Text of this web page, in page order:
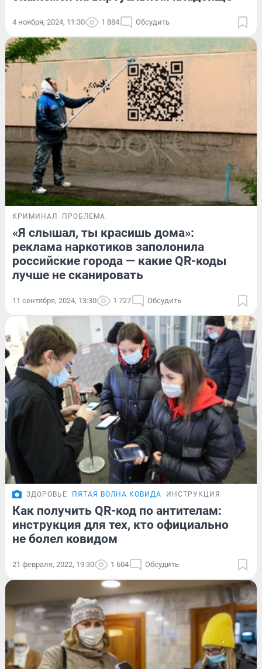
4 ноября, 2024, 11:30 1 884 Обсудить
КРИМИНАЛ ПРОБЛЕМА
«Я слышал, ты красишь дома»:
реклама наркотиков заполонила
российские города — какие QR-коды
лучше не сканировать
11 сентября, 2024, 13:30 1 727 Обсудить
ЗДОРОВЬЕ ПЯТАЯ ВОЛНА КОВИДА ИНСТРУКЦИЯ
Как получить QR-код по антителам:
инструкция для тех, кто официально
не болел ковидом
21 февраля, 2022, 19:30 1 604 Обсудить